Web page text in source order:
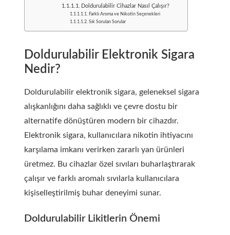
Doldurulabilir Cihazlar Nasıl Çalışır?
Farklı Aroma ve Nikotin Seçenekleri
Sık Sorulan Sorular
Doldurulabilir Elektronik Sigara
Nedir?
Doldurulabilir elektronik sigara, geleneksel sigara
alışkanlığını daha sağlıklı ve çevre dostu bir
alternatife dönüştüren modern bir cihazdır.
Elektronik sigara, kullanıcılara nikotin ihtiyacını
karşılama imkanı verirken zararlı yan ürünleri
üretmez. Bu cihazlar özel sıvıları buharlaştırarak
çalışır ve farklı aromalı sıvılarla kullanıcılara
kişiselleştirilmiş buhar deneyimi sunar.
Doldurulabilir Likitlerin Önemi